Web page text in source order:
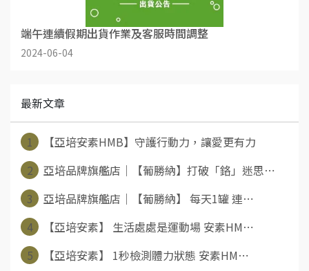
端午連續假期出貨作業及客服時間調整
2024-06-04
最新文章
1
【亞培安素HMB】守護行動力，讓愛更有力
2
亞培品牌旗艦店｜【葡勝納】打破「鉻」迷思⋯
3
亞培品牌旗艦店｜【葡勝納】 每天1罐 連⋯
4
【亞培安素】 生活處處是運動場 安素HM⋯
5
【亞培安素】 1秒檢測體力狀態 安素HM⋯